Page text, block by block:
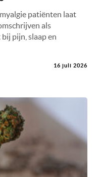
patiënten laat
als
pijn, slaap en
16 juli 2026